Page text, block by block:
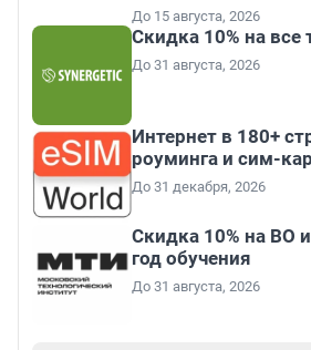
До 15 августа, 2026
Скидка 10% на все
До 31 августа, 2026
Интернет в 180+
роуминга и сим-
До 31 декабря, 2026
Скидка 10% на ВО
год обучения
До 31 августа, 2026